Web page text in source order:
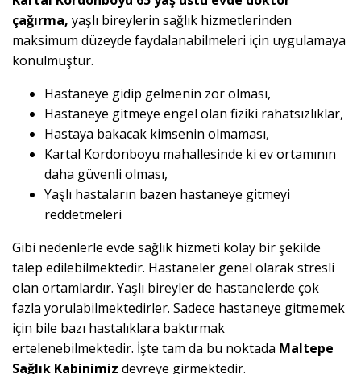
çağırma, yaşlı bireylerin sağlık hizmetlerinden
maksimum düzeyde faydalanabilmeleri için uygulamaya
konulmuştur.
Hastaneye gidip gelmenin zor olması,
Hastaneye gitmeye engel olan fiziki rahatsızlıklar,
Hastaya bakacak kimsenin olmaması,
Kartal Kordonboyu mahallesinde ki ev ortamının
daha güvenli olması,
Yaşlı hastaların bazen hastaneye gitmeyi
reddetmeleri
Gibi nedenlerle evde sağlık hizmeti kolay bir şekilde
talep edilebilmektedir. Hastaneler genel olarak stresli
olan ortamlardır. Yaşlı bireyler de hastanelerde çok
fazla yorulabilmektedirler. Sadece hastaneye gitmemek
için bile bazı hastalıklara baktırmak
ertelenebilmektedir. İşte tam da bu noktada Maltepe
Sağlık Kabinimiz devreye girmektedir.